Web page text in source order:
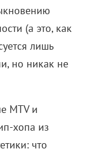
(а это, как
лишь
но никак не
MTV и
хопа из
что